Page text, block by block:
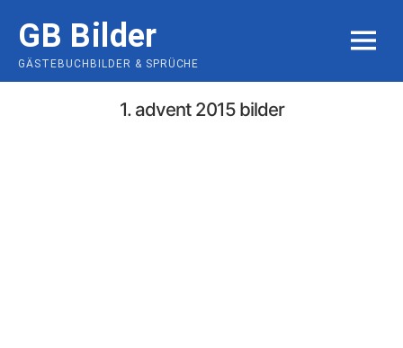
content
GB Bilder
GÄSTEBUCHBILDER & SPRÜCHE
MENU
1. advent 2015 bilder